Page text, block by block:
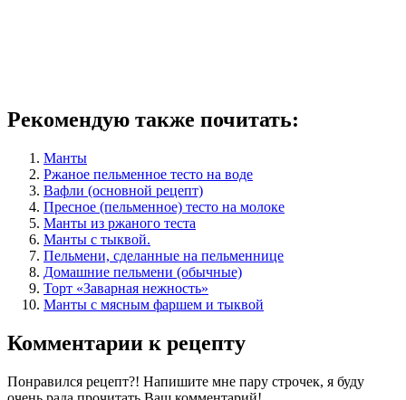
Рекомендую также почитать:
Манты
Ржаное пельменное тесто на воде
Вафли (основной рецепт)
Пресное (пельменное) тесто на молоке
Манты из ржаного теста
Манты с тыквой.
Пельмени, сделанные на пельменнице
Домашние пельмени (обычные)
Торт «Заварная нежность»
Манты с мясным фаршем и тыквой
Комментарии к рецепту
Понравился рецепт?! Напишите мне пару строчек, я буду